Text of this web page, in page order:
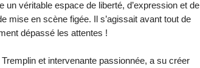
véritable espace de liberté, d’expression et de
mise en scène figée. Il s’agissait avant tout de
dépassé les attentes !
et intervenante passionnée, a su créer